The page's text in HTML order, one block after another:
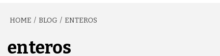
HOME BLOG ENTEROS
enteros